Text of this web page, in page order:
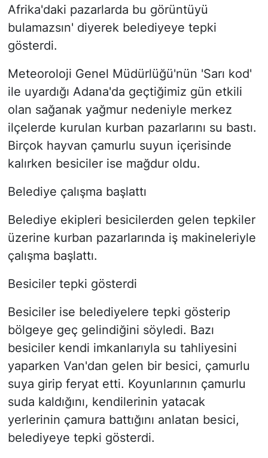
Afrika'daki pazarlarda bu görüntüyü
bulamazsın' diyerek belediyeye tepki
gösterdi.
Meteoroloji Genel Müdürlüğü'nün 'Sarı kod'
ile uyardığı Adana'da geçtiğimiz gün etkili
olan sağanak yağmur nedeniyle merkez
ilçelerde kurulan kurban pazarlarını su bastı.
Birçok hayvan çamurlu suyun içerisinde
kalırken besiciler ise mağdur oldu.
Belediye çalışma başlattı
Belediye ekipleri besicilerden gelen tepkiler
üzerine kurban pazarlarında iş makineleriyle
çalışma başlattı.
Besiciler tepki gösterdi
Besiciler ise belediyelere tepki gösterip
bölgeye geç gelindiğini söyledi. Bazı
besiciler kendi imkanlarıyla su tahliyesini
yaparken Van'dan gelen bir besici, çamurlu
suya girip feryat etti. Koyunlarının çamurlu
suda kaldığını, kendilerinin yatacak
yerlerinin çamura battığını anlatan besici,
belediyeye tepki gösterdi.